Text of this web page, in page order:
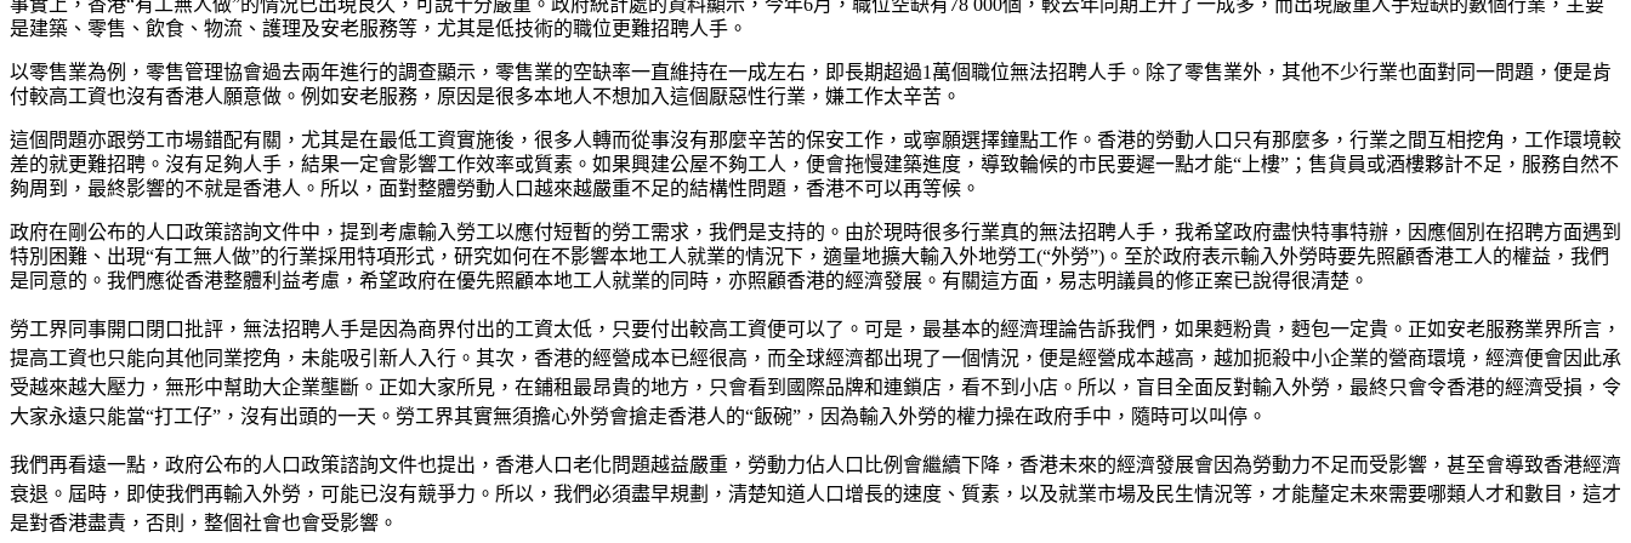
事實上，香港“有工無人做”的情況已出現良久，可說十分嚴重。政府統計處的資料顯示，今年6月，職位空缺有78 000個，較去年同期上升了一成多，而出現嚴重人手短缺的數個行業，主要
是建築、零售、飲食、物流、護理及安老服務等，尤其是低技術的職位更難招聘人手。
以零售業為例，零售管理協會過去兩年進行的調查顯示，零售業的空缺率一直維持在一成左右，即長期超過1萬個職位無法招聘人手。除了零售業外，其他不少行業也面對同一問題，便是肯
付較高工資也沒有香港人願意做。例如安老服務，原因是很多本地人不想加入這個厭惡性行業，嫌工作太辛苦。
這個問題亦跟勞工市場錯配有關，尤其是在最低工資實施後，很多人轉而從事沒有那麼辛苦的保安工作，或寧願選擇鐘點工作。香港的勞動人口只有那麼多，行業之間互相挖角，工作環境較
差的就更難招聘。沒有足夠人手，結果一定會影響工作效率或質素。如果興建公屋不夠工人，便會拖慢建築進度，導致輪候的市民要遲一點才能“上樓”；售貨員或酒樓夥計不足，服務自然不
夠周到，最終影響的不就是香港人。所以，面對整體勞動人口越來越嚴重不足的結構性問題，香港不可以再等候。
政府在剛公布的人口政策諮詢文件中，提到考慮輸入勞工以應付短暫的勞工需求，我們是支持的。由於現時很多行業真的無法招聘人手，我希望政府盡快特事特辦，因應個別在招聘方面遇到
特別困難、出現“有工無人做”的行業採用特項形式，研究如何在不影響本地工人就業的情況下，適量地擴大輸入外地勞工(“外勞”)。至於政府表示輸入外勞時要先照顧香港工人的權益，我們
是同意的。我們應從香港整體利益考慮，希望政府在優先照顧本地工人就業的同時，亦照顧香港的經濟發展。有關這方面，易志明議員的修正案已說得很清楚。
勞工界同事開口閉口批評，無法招聘人手是因為商界付出的工資太低，只要付出較高工資便可以了。可是，最基本的經濟理論告訴我們，如果麪粉貴，麪包一定貴。正如安老服務業界所言，
提高工資也只能向其他同業挖角，未能吸引新人入行。其次，香港的經營成本已經很高，而全球經濟都出現了一個情況，便是經營成本越高，越加扼殺中小企業的營商環境，經濟便會因此承
受越來越大壓力，無形中幫助大企業壟斷。正如大家所見，在鋪租最昂貴的地方，只會看到國際品牌和連鎖店，看不到小店。所以，盲目全面反對輸入外勞，最終只會令香港的經濟受損，令
大家永遠只能當“打工仔”，沒有出頭的一天。勞工界其實無須擔心外勞會搶走香港人的“飯碗”，因為輸入外勞的權力操在政府手中，隨時可以叫停。
我們再看遠一點，政府公布的人口政策諮詢文件也提出，香港人口老化問題越益嚴重，勞動力佔人口比例會繼續下降，香港未來的經濟發展會因為勞動力不足而受影響，甚至會導致香港經濟
衰退。屆時，即使我們再輸入外勞，可能已沒有競爭力。所以，我們必須盡早規劃，清楚知道人口增長的速度、質素，以及就業市場及民生情況等，才能釐定未來需要哪類人才和數目，這才
是對香港盡責，否則，整個社會也會受影響。